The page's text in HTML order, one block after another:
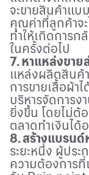
จะขายสินค้าแบ
คุณค่าที่ลูกค้าจะ
ทำให้เกิดการก
ในครั้งต่อไป
7. หาแหล่งขาย
แหล่งผลิตสินค้
การขายเสื้อผ้า
บริหารจัดการง
ยิ่งขึ้น โดยไม่ต้
ตลาดทำเงินได้
8. สร้างแบรน
ระยะหนึ่ง ผู้ปร
ความต้องการ